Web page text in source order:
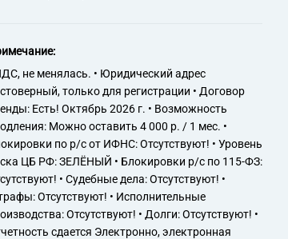
не менялась. • Юридический адрес
только для регистрации • Договор
Есть! Октябрь 2026 г. • Возможность
Можно оставить 4 000 р. / 1 мес. •
по р/с от ИФНС: Отсутствуют! • Уровень
ЦБ РФ: ЗЕЛЁНЫЙ • Блокировки р/с по 115-ФЗ:
• Судебные дела: Отсутствуют! •
Отсутствуют! • Исполнительные
Отсутствуют! • Долги: Отсутствуют! •
сдается Электронно, электронная